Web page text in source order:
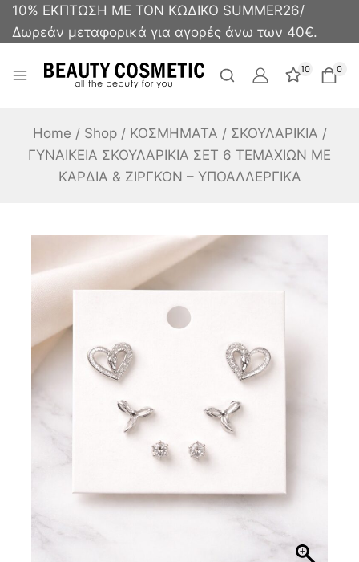
10% ΕΚΠΤΩΣΗ ΜΕ ΤΟΝ ΚΩΔΙΚΟ SUMMER26/
Δωρεάν μεταφορικά για αγορές άνω των 40€.
10 0
Home / Shop / ΚΟΣΜΗΜΑΤΑ / ΣΚΟΥΛΑΡΙΚΙΑ /
ΓΥΝΑΙΚΕΙΑ ΣΚΟΥΛΑΡΙΚΙΑ ΣΕΤ 6 ΤΕΜΑΧΙΩΝ ΜΕ
ΚΑΡΔΙΑ & ΖΙΡΓΚΟΝ – ΥΠΟΑΛΛΕΡΓΙΚΑ